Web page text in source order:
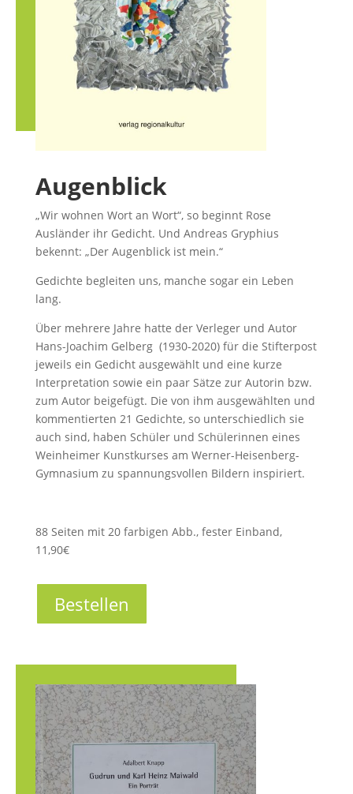
Augenblick
„Wir wohnen Wort an Wort“, so beginnt Rose
Ausländer ihr Gedicht. Und Andreas Gryphius
bekennt: „Der Augenblick ist mein.“
Gedichte begleiten uns, manche sogar ein Leben
lang.
Über mehrere Jahre hatte der Verleger und Autor
Hans-Joachim Gelberg (1930-2020) für die Stifterpost
jeweils ein Gedicht ausgewählt und eine kurze
Interpretation sowie ein paar Sätze zur Autorin bzw.
zum Autor beigefügt. Die von ihm ausgewählten und
kommentierten 21 Gedichte, so unterschiedlich sie
auch sind, haben Schüler und Schülerinnen eines
Weinheimer Kunstkurses am Werner-Heisenberg-
Gymnasium zu spannungsvollen Bildern inspiriert.
88 Seiten mit 20 farbigen Abb., fester Einband,
11,90€
Bestellen